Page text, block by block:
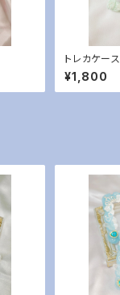
トレカケース
¥1,800